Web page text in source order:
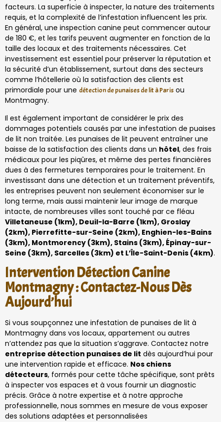
facteurs. La superficie à inspecter, la nature des traitements
requis, et la complexité de l’infestation influencent les prix.
En général, une inspection canine peut commencer autour
de 180 €, et les tarifs peuvent augmenter en fonction de la
taille des locaux et des traitements nécessaires. Cet
investissement est essentiel pour préserver la réputation et
la sécurité d’un établissement, surtout dans des secteurs
comme l’hôtellerie où la satisfaction des clients est
primordiale pour une détection de punaises de lit à Paris ou
Montmagny.
Il est également important de considérer le prix des
dommages potentiels causés par une infestation de puaises
de lit non traitée. Les punaises de lit peuvent entraîner une
baisse de la satisfaction des clients dans un hôtel, des frais
médicaux pour les piqûres, et même des pertes financières
dues à des fermetures temporaires pour le traitement. En
investissant dans une détection et un traitement préventifs,
les entreprises peuvent non seulement économiser sur le
long terme, mais aussi maintenir leur image de marque
intacte, de nombreuses villes sont touché par ce fléau
Villetaneuse (1km), Deuil-la-Barre (1km), Groslay
(2km), Pierrefitte-sur-Seine (2km), Enghien-les-Bains
(3km), Montmorency (3km), Stains (3km), Épinay-sur-
Seine (3km), Sarcelles (3km) et L’Île-Saint-Denis (4km).
Intervention Détection Canine
Montmagny : Contactez-Nous Dès
Aujourd’hui
Si vous soupçonnez une infestation de punaises de lit à
Montmagny dans vos locaux, appartement ou autres
n’attendez pas que la situation s’aggrave. Contactez notre
entreprise détection punaises de lit dès aujourd’hui pour
une intervention rapide et efficace. Nos chiens
détecteurs, formés pour cette tâche spécifique, sont prêts
à inspecter vos espaces et à vous fournir un diagnostic
précis. Grâce à notre expertise et à notre approche
professionnelle, nous sommes en mesure de vous exposer
des solutions adaptées et personnalisées